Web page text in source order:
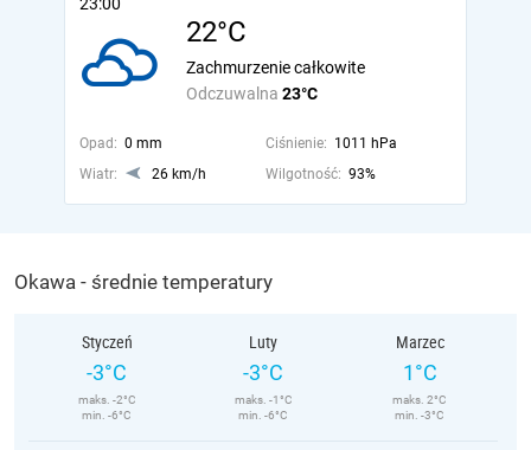
22°C
Odczuwalna 23°C
Zachmurzenie całkowite
Opad: 0 mm Ciśnienie: 1011 hPa
Wiatr:
26 km/h Wilgotność: 93%
Okawa - średnie temperatury
Styczeń
-3°C
maks. -2°C
min. -6°C
Luty
-3°C
maks. -1°C
min. -6°C
Marzec
1°C
maks. 2°C
min. -3°C